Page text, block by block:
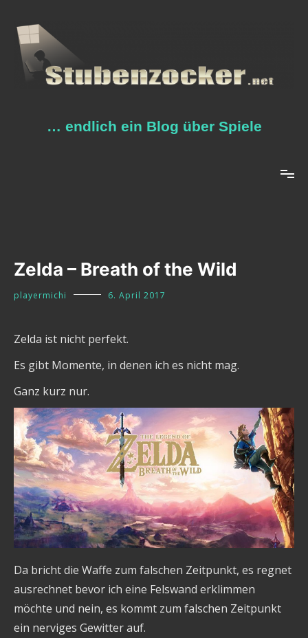
Inhalt
springen
… endlich ein Blog über Spiele
Zelda – Breath of the Wild
playermichi 6. April 2017
Zelda ist nicht perfekt.
Es gibt Momente, in denen ich es nicht mag.
Ganz kurz nur.
Da bricht die Waffe zum falschen Zeitpunkt, es regnet
ausrechnet bevor ich eine Felswand erklimmen
möchte und nein, es kommt zum falschen Zeitpunkt
ein nerviges Gewitter auf.